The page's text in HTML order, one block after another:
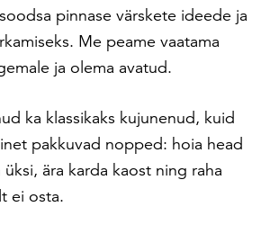
pinnase värskete ideede ja
Me peame vaatama
ja olema avatud.
ka klassikaks kujunenud, kuid
pakkuvad nopped: hoia head
ära karda kaost ning raha
ei osta.